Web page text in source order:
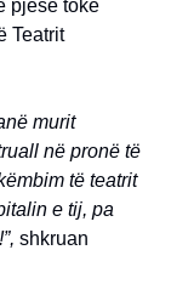
pjesë toke
Teatrit
murit
në pronë të
të teatrit
e tij, pa
shkruan